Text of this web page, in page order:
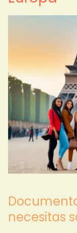
necesitas